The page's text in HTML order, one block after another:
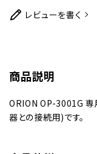
レビューを書く
商品説明
ORION OP-3001G 専
器との接続用)です。